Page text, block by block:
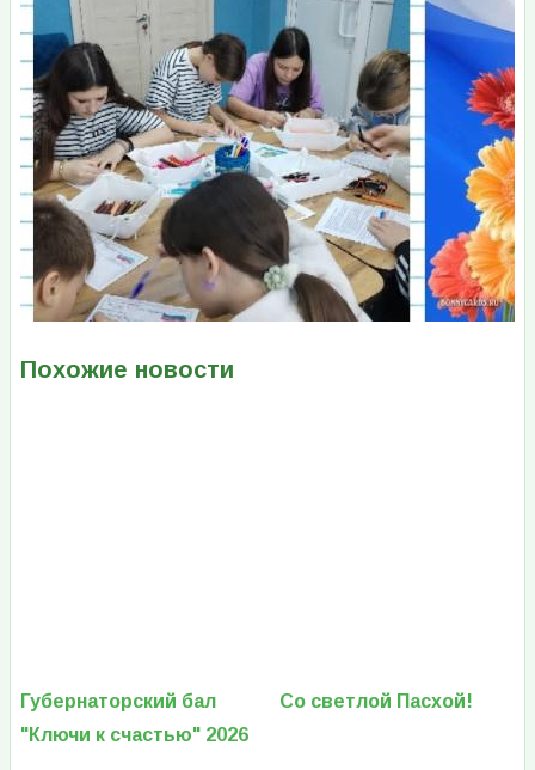
Похожие новости
Губернаторский бал
"Ключи к счастью" 2026
Со светлой Пасхой!